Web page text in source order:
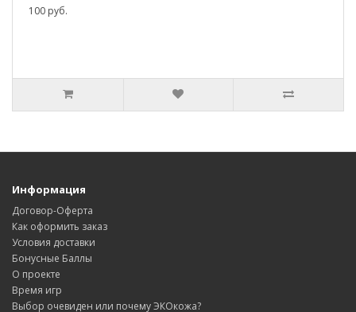
100 руб.
Информация
Договор-Оферта
Как оформить заказ
Условия доставки
Бонусные Баллы
О проекте
Время игр
Выбор очевиден или почему ЭКОкожа?